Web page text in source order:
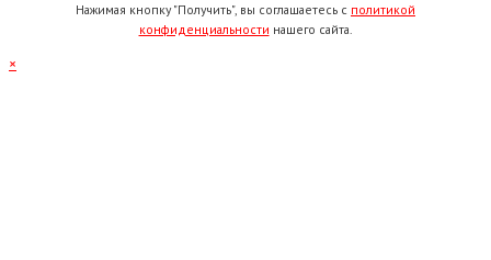
Нажимая кнопку "Получить", вы соглашаетесь с политикой
конфиденциальности нашего сайта.
×